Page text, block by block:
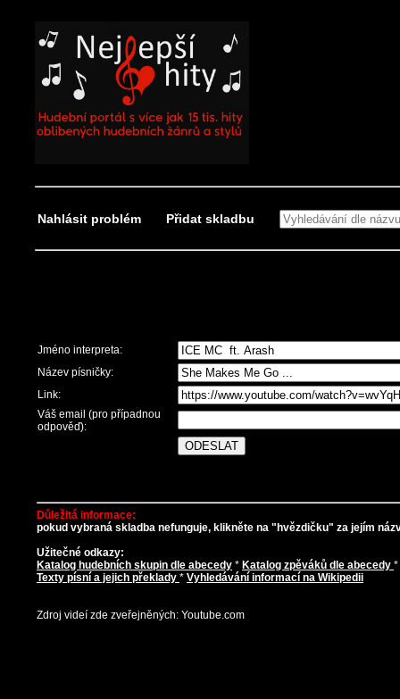
Nahlásit problém Přidat skladbu
Jméno interpreta:
Název písničky:
Link:
Váš email (pro případnou
odpověď):
Důležitá informace:
pokud vybraná skladba nefunguje, klikněte na "hvězdičku" za jejím
Užitečné odkazy:
Katalog hudebních skupin dle abecedy * Katalog zpěváků dle abecedy *
Texty písní a jejich překlady * Vyhledávání informací na Wikipedii
Zdroj videí zde zveřejněných: Youtube.com